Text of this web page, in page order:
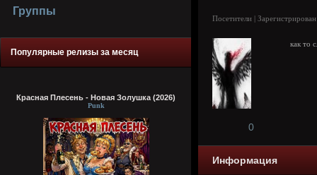
Группы
Популярные релизы за месяц
Красная Плесень - Новая Золушка (2026)
Punk
Посетители |
как то
0
Информация